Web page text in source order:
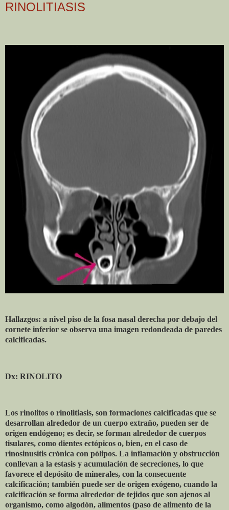
RINOLITIASIS
Hallazgos: a nivel piso de la fosa nasal derecha por debajo del
cornete inferior se observa una imagen redondeada de paredes
calcificadas.
Dx: RINOLITO
Los rinolitos o rinolitiasis, son formaciones calcificadas que se
desarrollan alrededor de un cuerpo extraño, pueden ser de
origen endógeno; es decir, se forman alrededor de cuerpos
tisulares, como dientes ectópicos o, bien, en el caso de
rinosinusitis crónica con pólipos. La inflamación y obstrucción
conllevan a la estasis y acumulación de secreciones, lo que
favorece el depósito de minerales, con la consecuente
calcificación; también puede ser de origen exógeno, cuando la
calcificación se forma alrededor de tejidos que son ajenos al
organismo, como algodón, alimentos (paso de alimento de la